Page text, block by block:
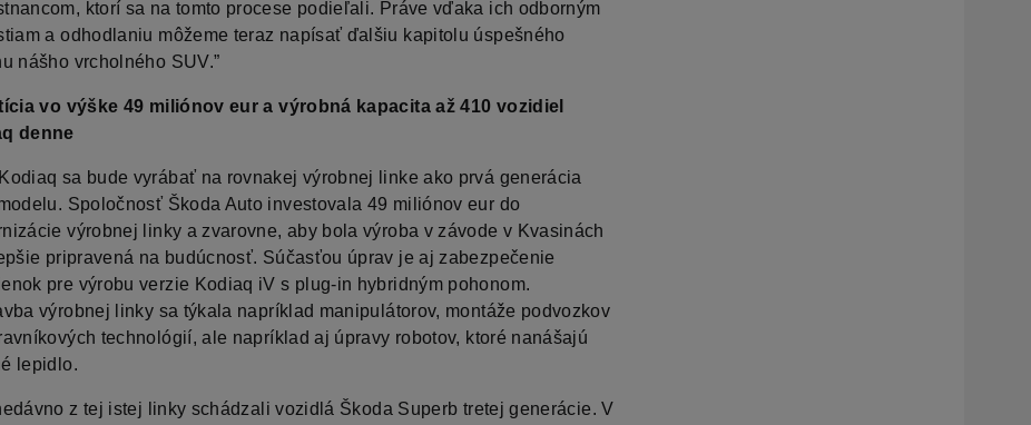
ktorí sa na tomto procese podieľali. Práve vďaka ich odborným
a odhodlaniu môžeme teraz napísať ďalšiu kapitolu úspešného
nášho vrcholného SUV.”
vo výške 49 miliónov eur a výrobná kapacita až 410 vozidiel
denne
sa bude vyrábať na rovnakej výrobnej linke ako prvá generácia
Spoločnosť Škoda Auto investovala 49 miliónov eur do
výrobnej linky a zvarovne, aby bola výroba v závode v Kvasinách
pripravená na budúcnosť. Súčasťou úprav je aj zabezpečenie
pre výrobu verzie Kodiaq iV s plug-in hybridným pohonom.
výrobnej linky sa týkala napríklad manipulátorov, montáže podvozkov
technológií, ale napríklad aj úpravy robotov, ktoré nanášajú
lepidlo.
z tej istej linky schádzali vozidlá Škoda Superb tretej generácie. V